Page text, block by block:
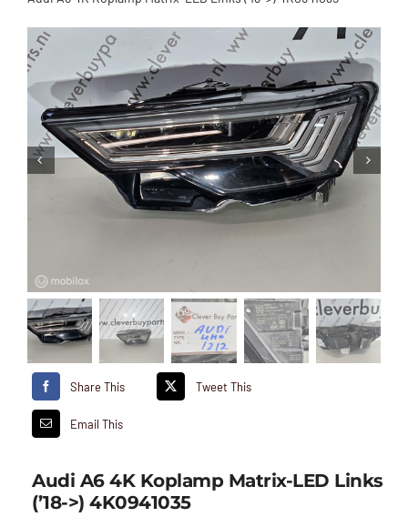
Share This Tweet This
Email This
Audi A6 4K Koplamp Matrix-LED Links
(’18->) 4K0941035